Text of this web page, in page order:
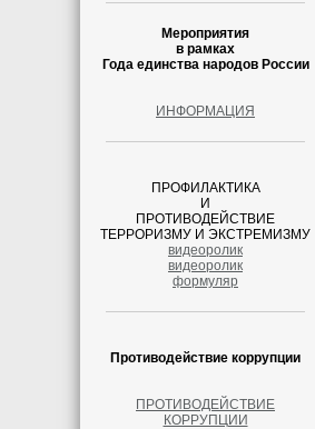
Мероприятия
в рамках
Года единства народов России
ИНФОРМАЦИЯ
ПРОФИЛАКТИКА
И
ПРОТИВОДЕЙСТВИЕ
ТЕРРОРИЗМУ И ЭКСТРЕМИЗМУ
видеоролик
видеоролик
формуляр
Противодействие коррупции
ПРОТИВОДЕЙСТВИЕ
КОРРУПЦИИ